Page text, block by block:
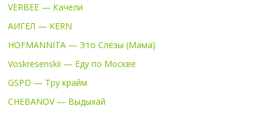
VERBEE — Качели
АИГЕЛ — KERN
HOFMANNITA — Это Слёзы (Мама)
Voskresenskii — Еду по Москве
GSPD — Тру крайм
CHEBANOV — Выдыхай